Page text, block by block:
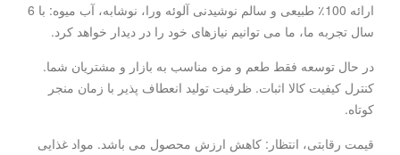
ارائه 100٪ طبیعی و سالم نوشیدنی آلوئه ورا، نوشابه، آب میوه: با 6
سال تجربه ما، ما می توانیم نیازهای خود را در دیدار خواهد کرد.
در حال توسعه فقط طعم و مزه مناسب به بازار و مشتریان شما.
کنترل کیفیت کالا اثبات. ظرفیت تولید انعطاف پذیر با زمان منجر
کوتاه.
قیمت رقابتی، انتظار: کاهش ارزش محصول می باشد. مواد غذایی